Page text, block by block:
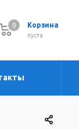
Корзина
0
пуста
0